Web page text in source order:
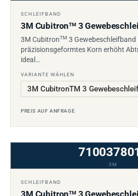
SCHLEIFBAND
3M CubitronTM3
3M CubitronTM 3 Gewebeschleifband
präzisionsgeformtes Korn erhöht
ideal…
VARIANTE WÄHLEN
PREIS AUF ANFRAGE
3M
SCHLEIFBAND
TM